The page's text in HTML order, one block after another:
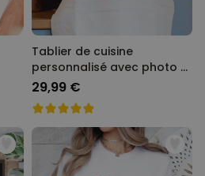
Tablier de cuisine
personnalisé avec photo et
texte
29,99 €